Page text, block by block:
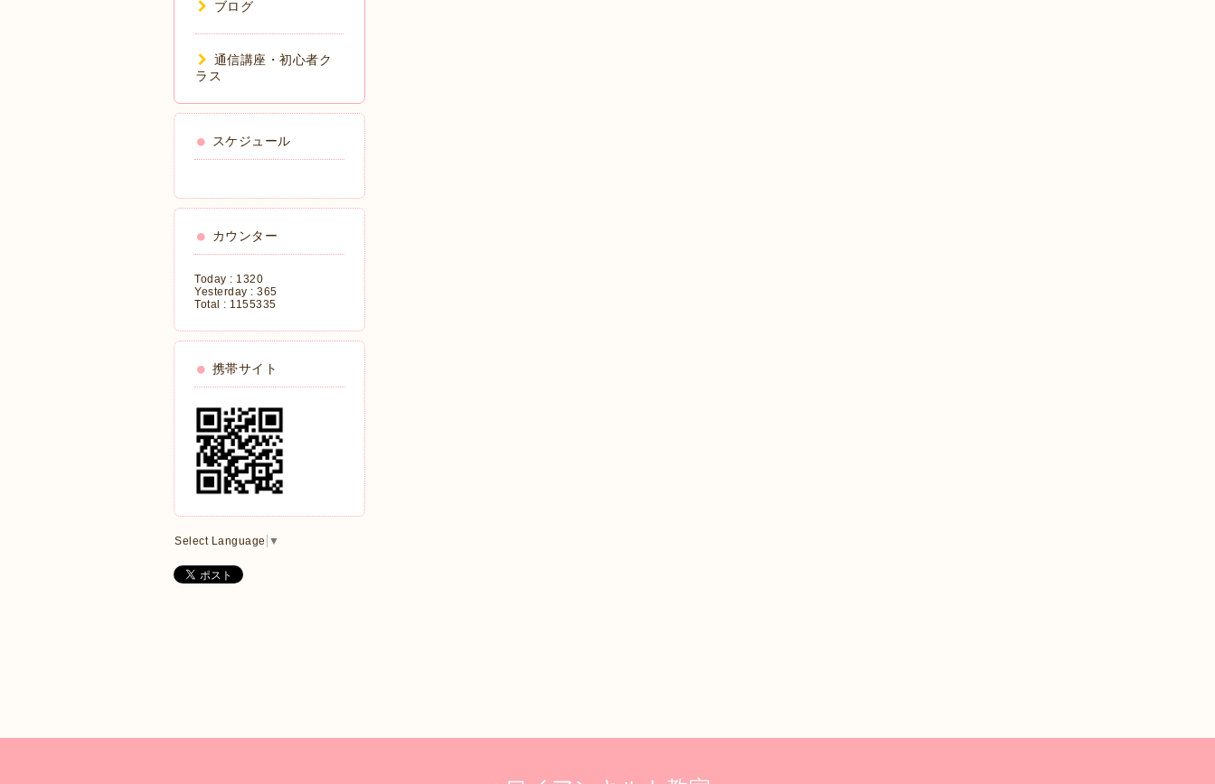
ブログ
通信講座・初心者ク
ラス
スケジュール
カウンター
Today : 1320
Yesterday : 365
Total : 1155335
携帯サイト
Select Language ▼